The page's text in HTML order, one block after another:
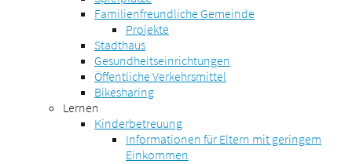
Familienfreundliche Gemeinde
Projekte
Stadthaus
Gesundheitseinrichtungen
Öffentliche Verkehrsmittel
Bikesharing
Lernen
Kinderbetreuung
Informationen für Eltern mit geringem
Einkommen